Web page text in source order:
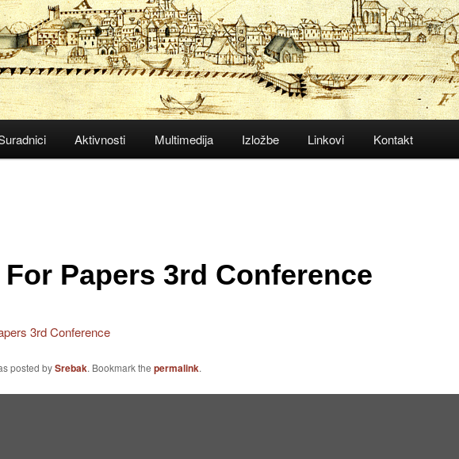
Aktivnosti Multimedija Izložbe Linkovi Kontakt
Papers 3rd Conference
3rd Conference
posted bySrebak. Bookmark the permalink.